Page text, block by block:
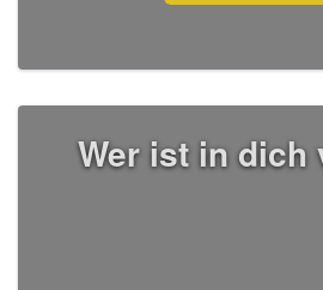
Wer ist in dich